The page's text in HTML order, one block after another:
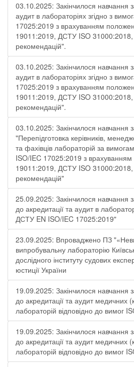
03.10.2025: Закінчилося навчання
аудит в лабораторіях згідно з
17025:2019 з врахуванням
19011:2019, ДСТУ ISO 31000:2018,
рекомендацій".
03.10.2025: Закінчилося навчання
аудит в лабораторіях згідно з
17025:2019 з врахуванням
19011:2019, ДСТУ ISO 31000:2018,
рекомендацій".
03.10.2025: Закінчилося навчання
"Перепідготовка керівників,
та фахівців лабораторій за
ISO/IEC 17025:2019 з
19011:2019, ДСТУ ISO
рекомендацій"
25.09.2025: Закінчилося навчання
до акредитації та аудит в
ДСТУ EN ISO/IEC 17025:2019"
23.09.2025: Впроваджено ПЗ
випробувальну лабораторію
дослідного інституту судових
юстиції України
19.09.2025: Закінчилося навчання
до акредитації та аудит медичних
лабораторій відповідно до вимог
19.09.2025: Закінчилося навчання
до акредитації та аудит медичних
лабораторій відповідно до вимог